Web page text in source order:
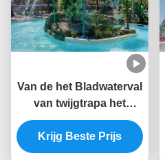
Van de het Bladwaterval
van twijgtrapa het
Zwembadfontein SS 304
voor Plonspark
Krijg Beste Prijs